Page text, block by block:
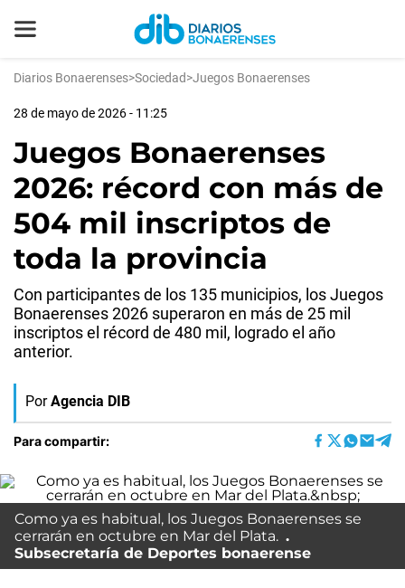
Diarios Bonaerenses>Sociedad>Juegos Bonaerenses
28 de mayo de 2026 - 11:25
Juegos Bonaerenses
2026: récord con más de
504 mil inscriptos de
toda la provincia
Con participantes de los 135 municipios, los Juegos
Bonaerenses 2026 superaron en más de 25 mil
inscriptos el récord de 480 mil, logrado el año
anterior.
Por Agencia DIB
Para compartir:
Como ya es habitual, los Juegos Bonaerenses se
cerrarán en octubre en Mar del Plata.
Subsecretaría de Deportes bonaerense